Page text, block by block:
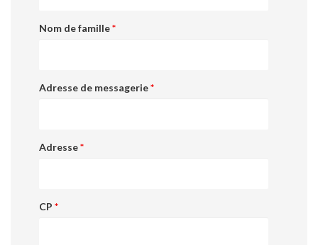
Nom de famille*
Adresse de messagerie*
Adresse*
CP *